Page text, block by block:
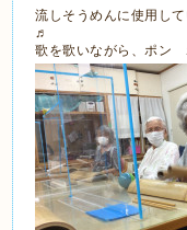
流しそうめんに使用し
♬
歌を歌いながら、ポン